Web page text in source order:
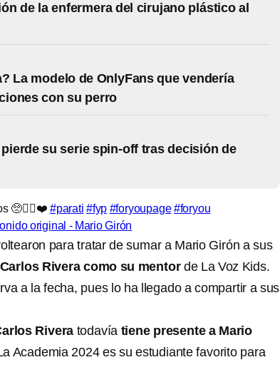
de la enfermera del cirujano plástico al
La modelo de OnlyFans que vendería
con su perro
su serie spin-off tras decisión de
🥺✌🏻❤️#parati #fyp #foryoupage #foryou
original - Mario Girón
para tratar de sumar a Mario Girón a sus
Rivera como su mentorde La Voz Kids.
a la fecha, pues lo ha llegado a compartir a sus
Rivera todavía tiene presente a Mario
Academia 2024 es su estudiante favorito para